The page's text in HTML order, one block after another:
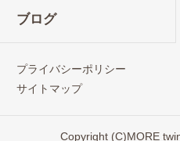
ブログ
プライバシーポリシー
サイトマップ
Copyright (C)MORE